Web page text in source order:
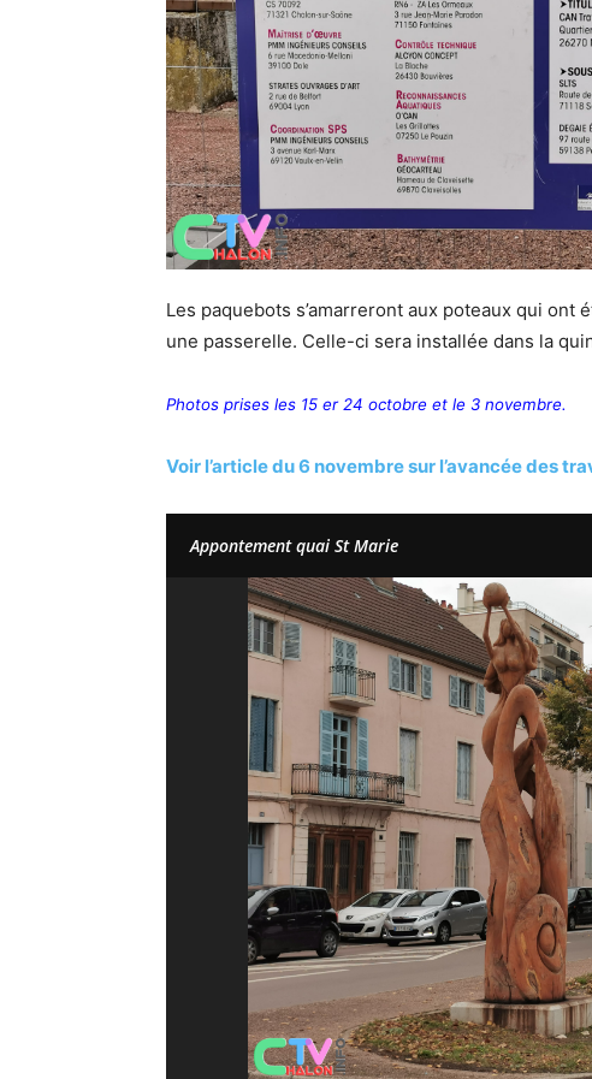
Les paquebots s’amarreront aux poteaux qui
une passerelle. Celle-ci sera installée dans la
Photos prises les 15 er 24 octobre et le 3 novembre.
Voir l’article du 6 novembre sur l’avancée des
Appontement quai St Marie